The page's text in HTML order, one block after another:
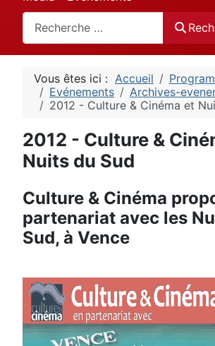
Rechercher
Vous êtes ici : Accueil
Evénements
Archives-
2012 - Culture & Cinéma et
2012 - Culture &
Nuits du Sud
Culture & Cinéma
partenariat avec les
Sud, à Vence